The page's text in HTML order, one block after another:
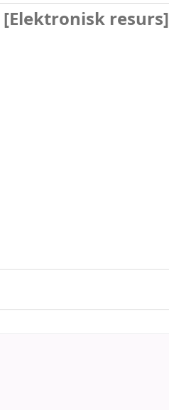
[Elektronisk resurs]